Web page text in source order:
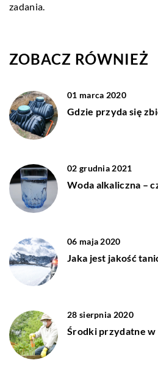
zadania.
ZOBACZ RÓWNIEŻ
01 marca 2020
Gdzie przyda się
02 grudnia 2021
Woda alkaliczna –
06 maja 2020
Jaka jest jakość
28 sierpnia 2020
Środki przydatne